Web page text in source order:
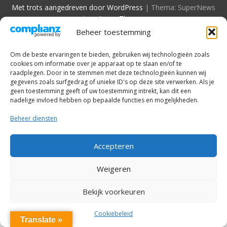
Beheer toestemming
Om de beste ervaringen te bieden, gebruiken wij technologieën zoals
cookies om informatie over je apparaat op te slaan en/of te
raadplegen. Door in te stemmen met deze technologieën kunnen wij
gegevens zoals surfgedrag of unieke ID's op deze site verwerken. Als je
geen toestemming geeft of uw toestemming intrekt, kan dit een
nadelige invloed hebben op bepaalde functies en mogelijkheden.
Beheer diensten
Accepteren
Weigeren
Bekijk voorkeuren
Cookiebeleid
Met trots aangedreven door WordPress | Thema: SuperNews
doorAcme Themes
Translate »